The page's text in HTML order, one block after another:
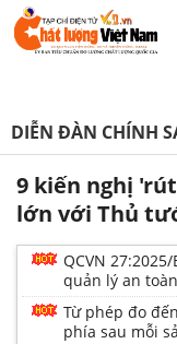
DIỄN ĐÀN CHÍNH
9 kiến nghị
lớn với Thủ
QCVN
quản lý an
Từ phép đo
phía sau mỗi